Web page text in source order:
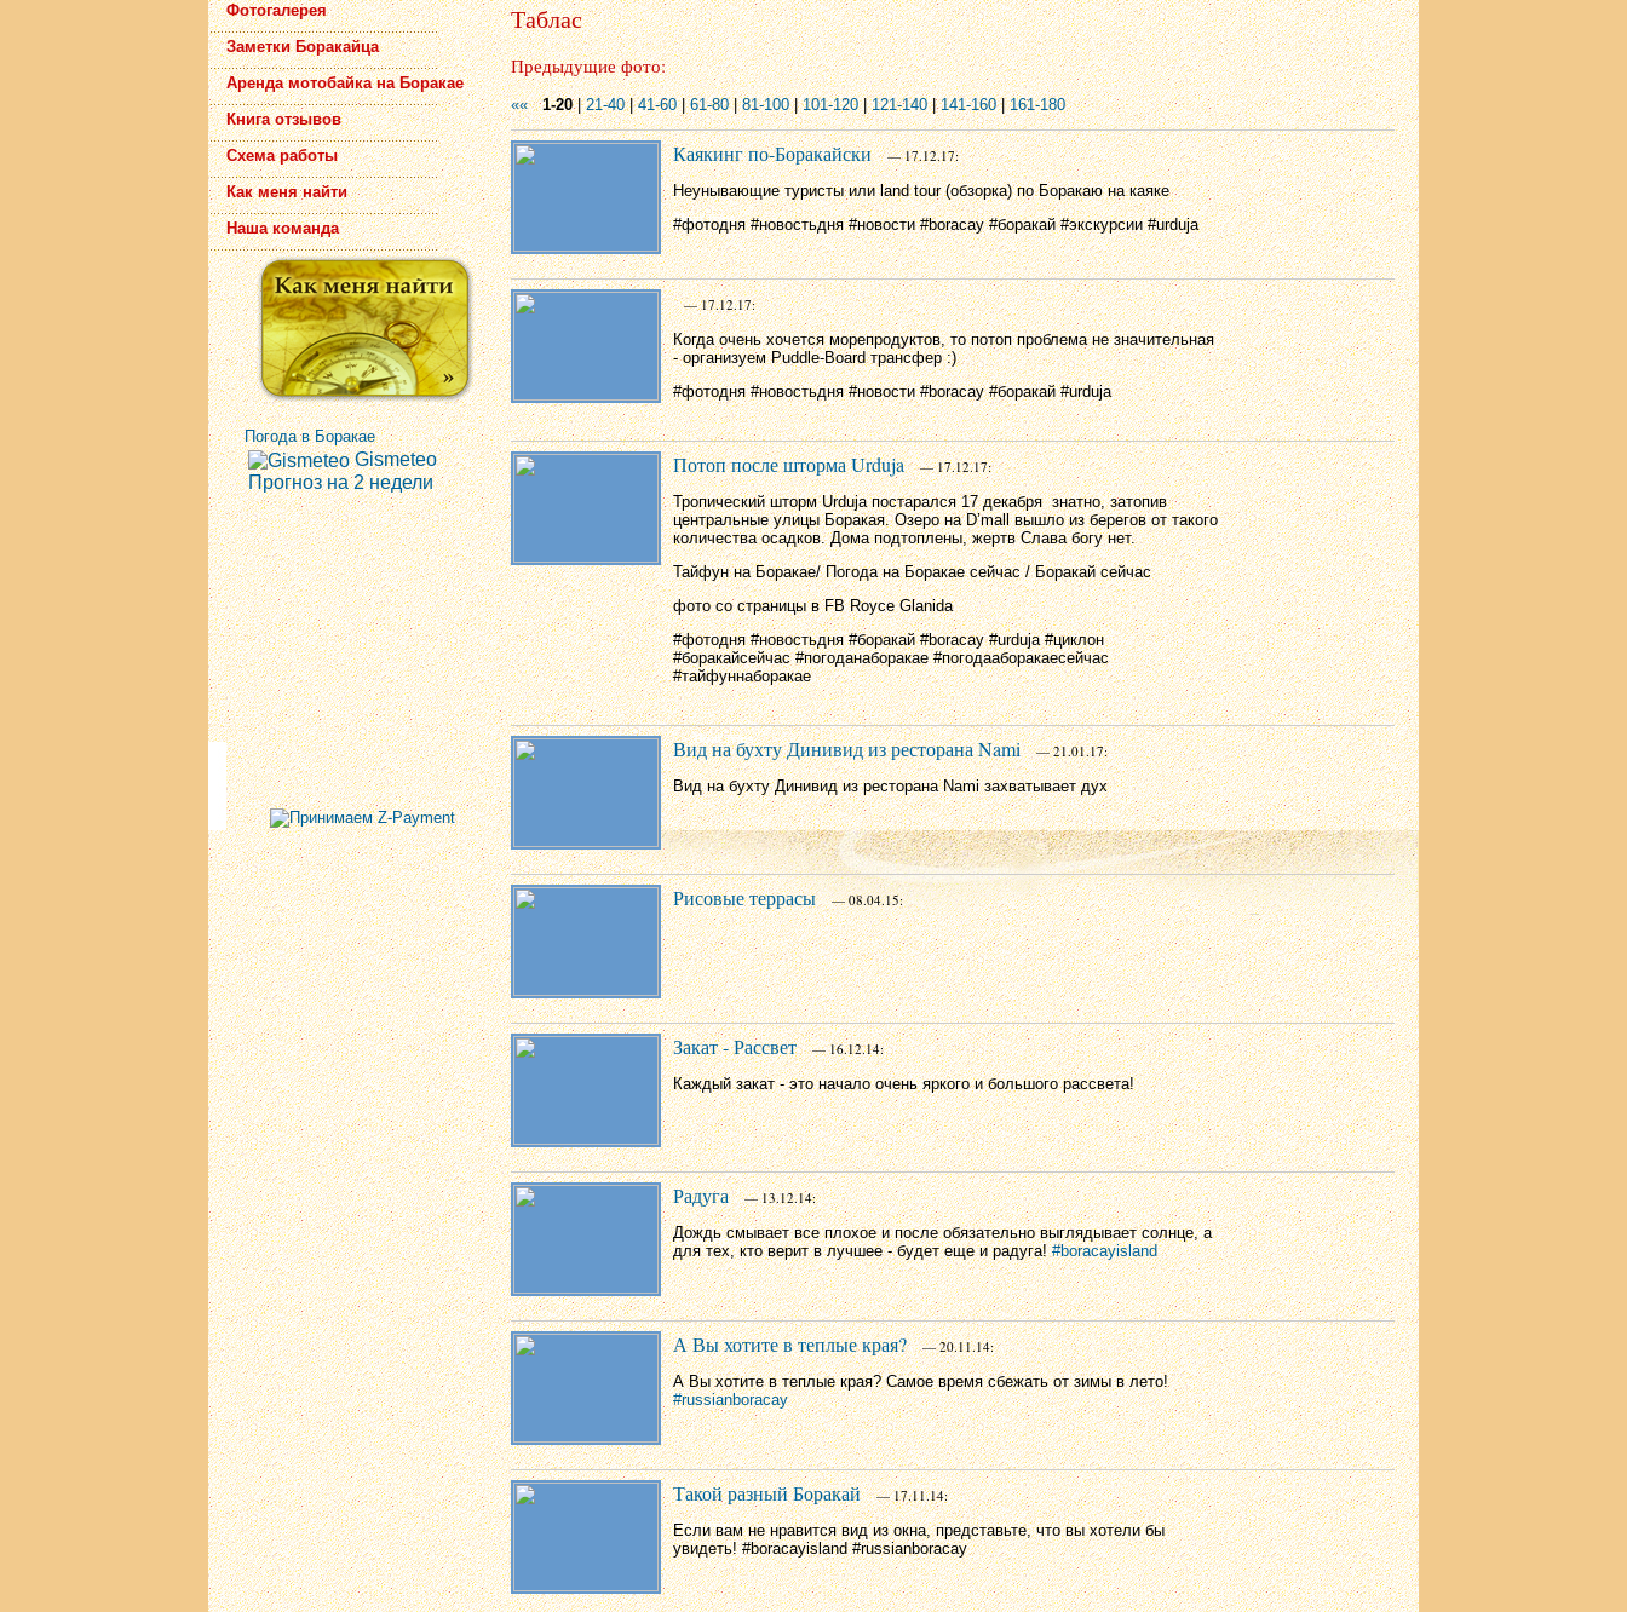
Фотогалерея
Заметки Боракайца
Аренда мотобайка на Боракае
Книга отзывов
Схема работы
Как меня найти
Наша команда
Погода в Боракае
Gismeteo
Прогноз на 2 недели
Таблас
Предыдущие фото:
«« 1-20|21-40|41-60|61-80|81-100|101-120|121-140|141-160|161-180
Каякинг по-Боракайски
— 17.12.17:
Неунывающие туристы или land tour (обзорка) по Боракаю на каяке
#фотодня #новостьдня #новости #boracay #боракай #экскурсии #urduja
— 17.12.17:
Когда очень хочется морепродуктов, то потоп проблема не значительная
- организуем Puddle-Board трансфер :)
#фотодня #новостьдня #новости #boracay #боракай #urduja
Потоп после шторма Urduja
— 17.12.17:
Тропический шторм Urduja постарался 17 декабря знатно, затопив
центральные улицы Боракая. Озеро на D’mall вышло из берегов от такого
количества осадков. Дома подтоплены, жертв Слава богу нет.
Тайфун на Боракае/ Погода на Боракае сейчас / Боракай сейчас
фото со страницы в FB Royce Glanida
#фотодня #новостьдня #боракай #boracay #urduja #циклон
#боракайсейчас #погоданаборакае #погодааборакаесейчас
#тайфуннаборакае
Вид на бухту Динивид из ресторана Nami
— 21.01.17:
Вид на бухту Динивид из ресторана Nami захватывает дух
Рисовые террасы — 08.04.15:
Закат - Рассвет
— 16.12.14:
Каждый закат - это начало очень яркого и большого рассвета!
Радуга
— 13.12.14:
Дождь смывает все плохое и после обязательно выглядывает солнце, а
для тех, кто верит в лучшее - будет еще и радуга!#boracayisland
А Вы хотите в теплые края? — 20.11.14:
А Вы хотите в теплые края? Самое время сбежать от зимы в лето!
#russianboracay
Такой разный Боракай
— 17.11.14:
Если вам не нравится вид из окна, представьте, что вы хотели бы
увидеть! #boracayisland #russianboracay